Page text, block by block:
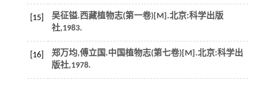
[15] 吴征镒.西藏植物志(第一卷)[M].北京:科学出版
社,1983.
[16] 郑万均,傅立国.中国植物志(第七卷)[M].北京:科学出
版社,1978.